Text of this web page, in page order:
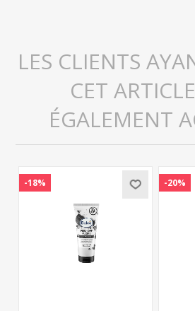
LES CLIENTS
CET
ÉGALEMENT
-18% -20%